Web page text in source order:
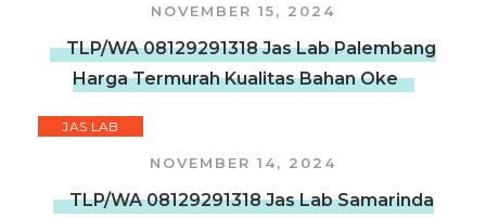
NOVEMBER 15, 2024
TLP/WA 08129291318 Jas Lab Palembang
Harga Termurah Kualitas Bahan Oke
JAS LAB
NOVEMBER 14, 2024
TLP/WA 08129291318 Jas Lab Samarinda